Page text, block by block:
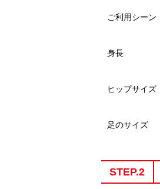
ご利用シーン
身長
ヒップサイズ
足のサイズ
STEP.2